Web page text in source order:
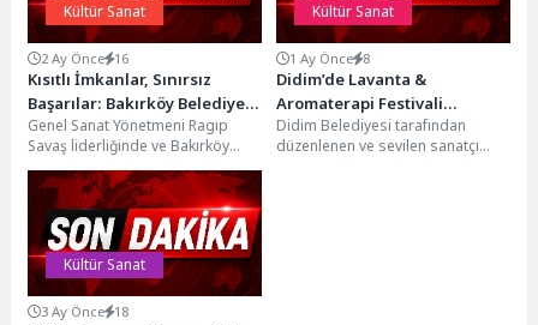
Kültür Sanat
2 Ay Önce 16
Kısıtlı İmkanlar, Sınırsız
Başarılar: Bakırköy Belediye
Tiyatroları 2025-2026
Sezonunda Tarih Yazdı!
Genel Sanat Yönetmeni Ragıp
Savaş liderliğinde ve Bakırköy
Belediye Başkanı Doç. Dr. Ayşegül
Ovalıoğlu’nun vizyoner...
Kültür Sanat
1 Ay Önce 8
Didim’de Lavanta &
Aromaterapi Festivali
Muhteşem Bir Finalle Sona
Erdi
Didim Belediyesi tarafından
düzenlenen ve sevilen sanatçı
Kültür Sanat
3 Ay Önce 18